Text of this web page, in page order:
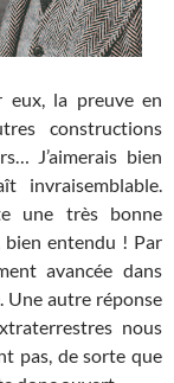
eux, la preuve en
constructions
J’aimerais bien
invraisemblable.
une très bonne
bien entendu ! Par
avancée dans
Une autre réponse
nous
pas, de sorte que